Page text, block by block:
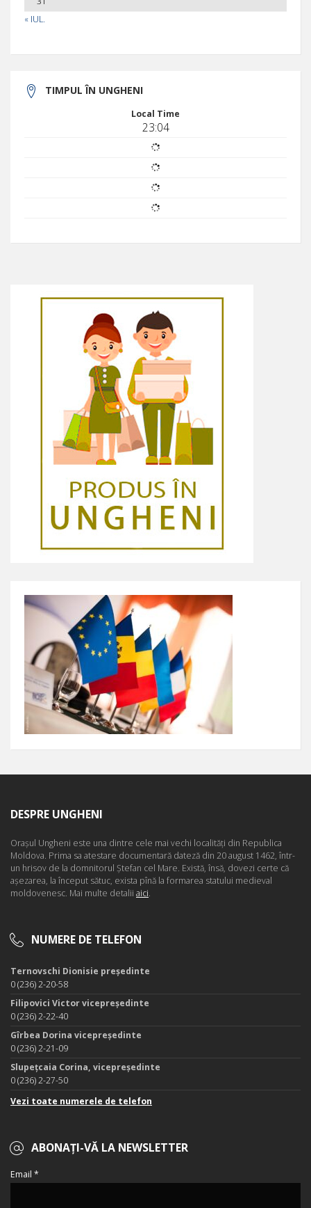
« IUL.
TIMPUL ÎN UNGHENI
Local Time
23:04
DESPRE UNGHENI
Oraşul Ungheni este una dintre cele mai vechi localităţi din Republica
Moldova. Prima sa atestare documentară dateză din 20 august 1462, într-
un hrisov de la domnitorul Ştefan cel Mare. Există, însă, dovezi certe că
aşezarea, la început sătuc, exista pînă la formarea statului medieval
moldovenesc. Mai multe detalii aici.
NUMERE DE TELEFON
Ternovschi Dionisie președinte
0 (236) 2-20-58
Filipovici Victor vicepreședinte
0 (236) 2-22-40
Gîrbea Dorina vicepreședinte
0 (236) 2-21-09
Slupețcaia Corina, vicepreședinte
0 (236) 2-27-50
Vezi toate numerele de telefon
ABONAȚI-VĂ LA NEWSLETTER
Email *